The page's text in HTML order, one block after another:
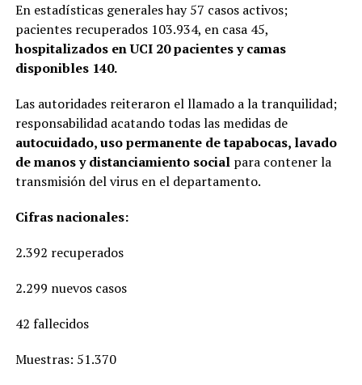
En estadísticas generales hay 57 casos activos;
pacientes recuperados 103.934, en casa 45,
hospitalizados en UCI 20 pacientes y camas
disponibles 140.
Las autoridades reiteraron el llamado a la tranquilidad;
responsabilidad acatando todas las medidas de
autocuidado, uso permanente de tapabocas, lavado
de manos y distanciamiento socialpara contener la
transmisión del virus en el departamento.
Cifras nacionales:
2.392 recuperados
2.299 nuevos casos
42 fallecidos
Muestras: 51.370